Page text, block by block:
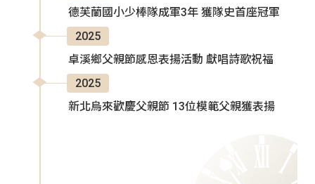
德芙蘭國小少棒隊成軍3年 獲隊史首座冠軍
2025
卓溪鄉父親節感恩表揚活動 獻唱詩歌祝福
2025
新北烏來歡慶父親節 13位模範父親獲表揚